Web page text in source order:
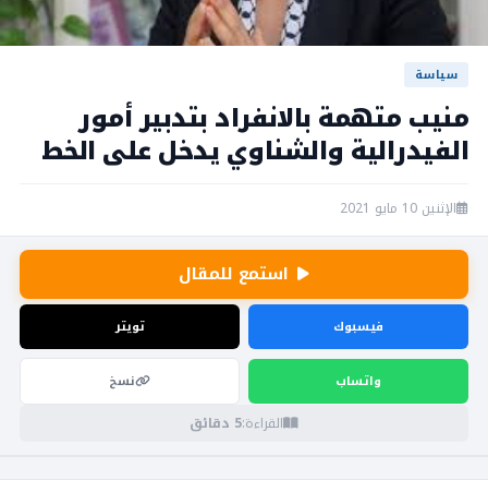
سياسة
منيب متهمة بالانفراد بتدبير أمور
الفيدرالية والشناوي يدخل على الخط
الإثنين 10 مايو 2021
استمع للمقال
فيسبوك تويتر
واتساب نسخ
القراءة:5 دقائق